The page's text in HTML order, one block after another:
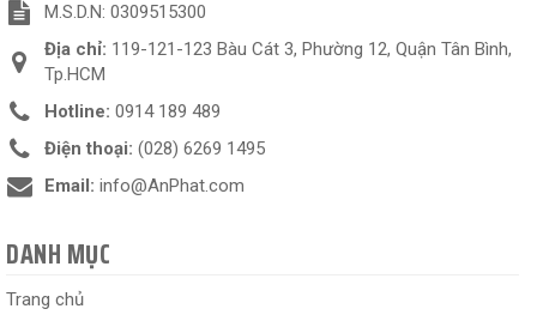
M.S.D.N: 0309515300
Địa chỉ: 119-121-123 Bàu Cát 3, Phường 12, Quận Tân Bình,
Tp.HCM
Hotline: 0914 189 489
Điện thoại: (028) 6269 1495
Email: info@AnPhat.com
DANH MỤC
Trang chủ